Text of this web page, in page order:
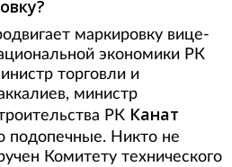
маркировку вице-
экономики РК
торговли и
министр
РК Канат
подопечные. Никто не
Комитету технического